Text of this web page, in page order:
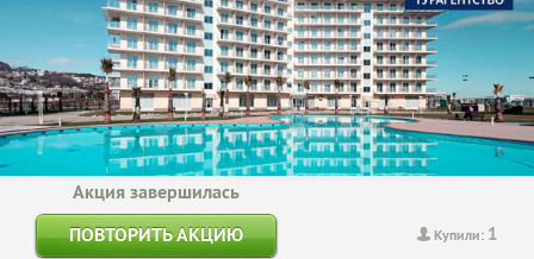
Купили: 1
Акция завершилась
ПОВТОРИТЬ АКЦИЮ